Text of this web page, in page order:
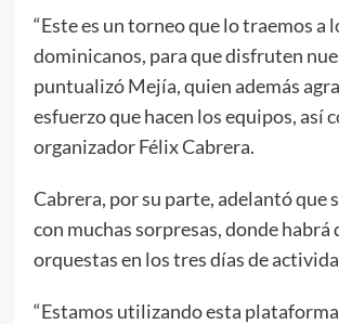
“Este es un torneo que lo traemos a
dominicanos, para que disfruten
puntualizó Mejía, quien además
esfuerzo que hacen los equipos, así
organizador Félix Cabrera.
Cabrera, por su parte, adelantó que
con muchas sorpresas, donde habrá
orquestas en los tres días de
“Estamos utilizando esta